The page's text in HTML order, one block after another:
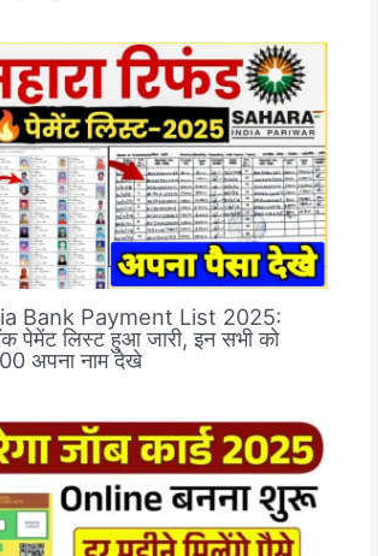
Bank Payment List 2025:
पेमेंट लिस्ट हुआ जारी, इन सभी को
अपना नाम देखे